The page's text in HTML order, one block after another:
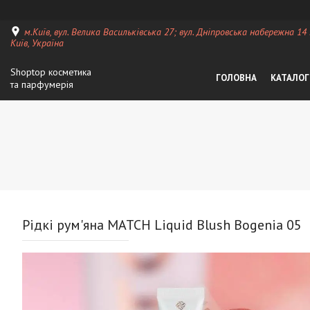
м.Київ, вул. Велика Васильківська 27; вул. Дніпровська набережна
Київ, Україна
Shoptop косметика
та парфумерія
ГОЛОВНА
Рідкі рум'яна MATCH Liquid Blush Bogenia 05